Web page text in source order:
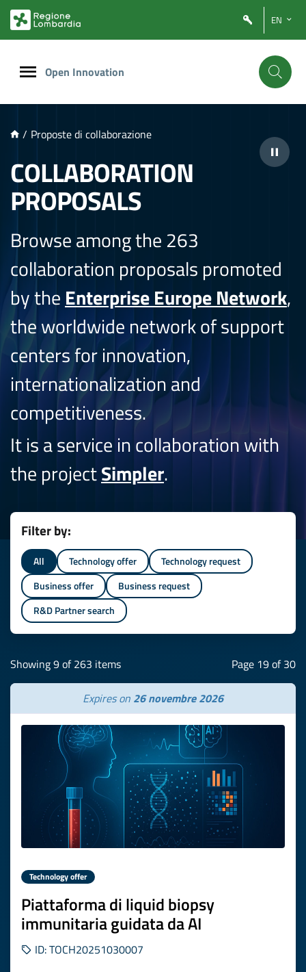
PRINCIPALE
EN
Open Innovation
/ Proposte di collaborazione
COLLABORATION
PROPOSALS
Browse among the 263
collaboration proposals promoted
by the Enterprise Europe Network,
the worldwide network of support
centers for innovation,
internationalization and
competitiveness.
It is a service in collaboration with
the projectSimpler.
Filter by:
All Technology offer
Technology request
Business offer
Business request
R&D Partner search
Showing 9 of 263 items Page 19 of 30
Expires on 26 novembre 2026
Technology offer
Piattaforma di liquid biopsy
immunitaria guidata da AI
ID: TOCH20251030007